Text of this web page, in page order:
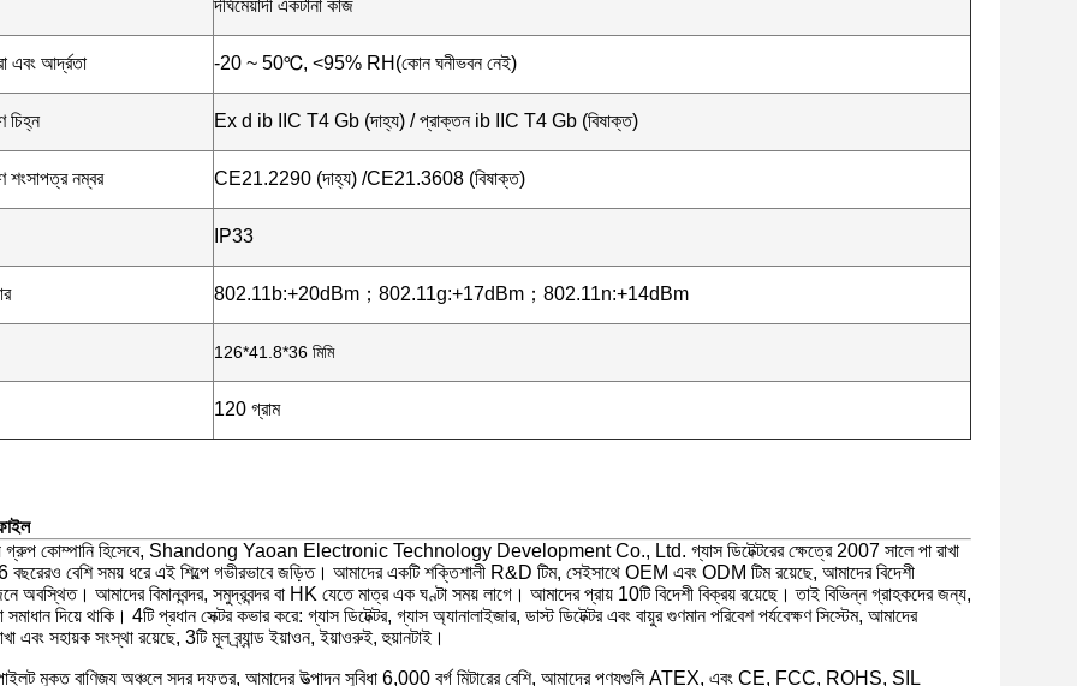
দীর্ঘমেয়াদী একটানা কাজ
এবং আর্দ্রতা -20 ~ 50℃, <95% RH(কোন ঘনীভবন নেই)
চিহ্ন Ex d ib IIC T4 Gb (দাহ্য) / প্রাক্তন ib IIC T4 Gb (বিষাক্ত)
শংসাপত্র নম্বর CE21.2290 (দাহ্য) /CE21.3608 (বিষাক্ত)
IP33
802.11b:+20dBm；802.11g:+17dBm；802.11n:+14dBm
126*41.8*36 মিমি
120 গ্রাম
গ্রুপ কোম্পানি হিসেবে, Shandong Yaoan Electronic Technology Development Co., Ltd. গ্যাস ডিটেক্টরের ক্ষেত্রে 2007 সালে পা রাখা
বেশি সময় ধরে এই শিল্পে গভীরভাবে জড়িত। আমাদের একটি শক্তিশালী R&D টিম, সেইসাথে OEM এবং ODM টিম রয়েছে, আমাদের বিদেশী
অবস্থিত। আমাদের বিমানবন্দর, সমুদ্রবন্দর বা HK যেতে মাত্র এক ঘণ্টা সময় লাগে। আমাদের প্রায় 10টি বিদেশী বিক্রয় রয়েছে। তাই বিভিন্ন গ্রাহকদের জন্য,
সমাধান দিয়ে থাকি। 4টি প্রধান সেক্টর কভার করে: গ্যাস ডিটেক্টর, গ্যাস অ্যানালাইজার, ডাস্ট ডিটেক্টর এবং বায়ুর গুণমান পরিবেশ পর্যবেক্ষণ সিস্টেম, আমাদের
এবং সহায়ক সংস্থা রয়েছে, 3টি মূল ব্র্যান্ড ইয়াওন, ইয়াওরুই, হুয়ানটাই।
মুক্ত বাণিজ্য অঞ্চলে সদর দফতর, আমাদের উত্পাদন সুবিধা 6,000 বর্গ মিটারের বেশি, আমাদের পণ্যগুলি ATEX, এবং CE, FCC, ROHS, SIL